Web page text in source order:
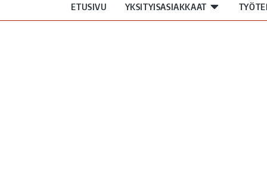
ETUSIVU YKSITYISASIAKKAAT